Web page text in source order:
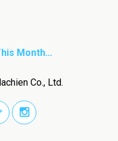
Month…
Co., Ltd.